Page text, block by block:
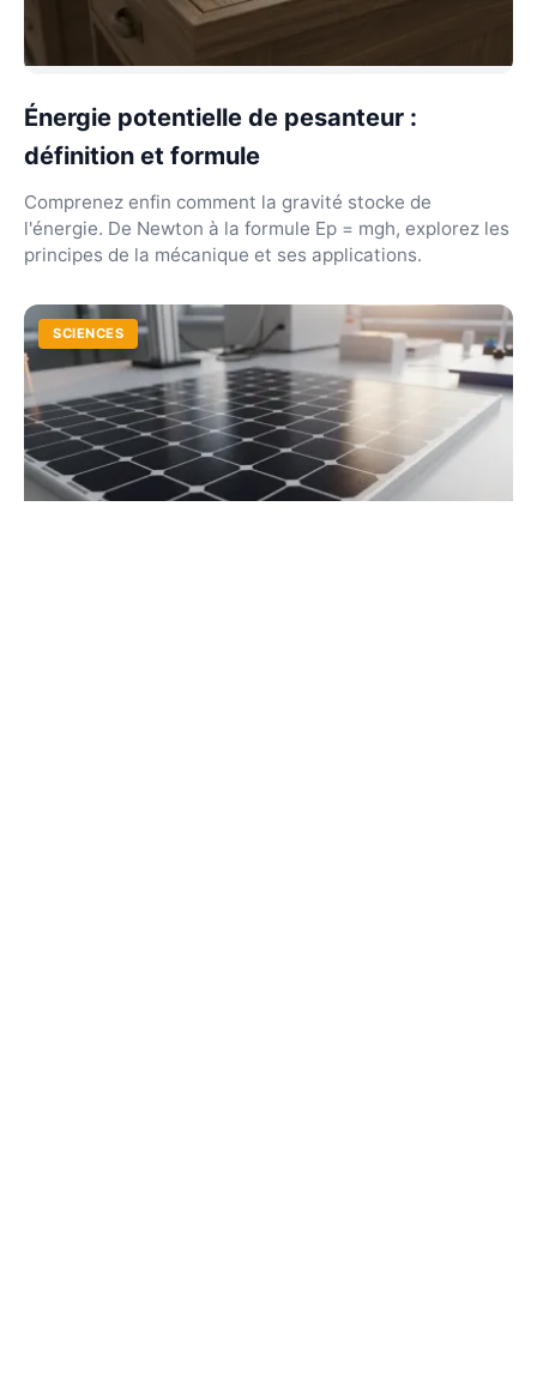
Énergie potentielle de pesanteur :
définition et formule
Comprenez enfin comment la gravité stocke de
l'énergie. De Newton à la formule Ep = mgh, explorez les
principes de la mécanique et ses applications.
SCIENCES